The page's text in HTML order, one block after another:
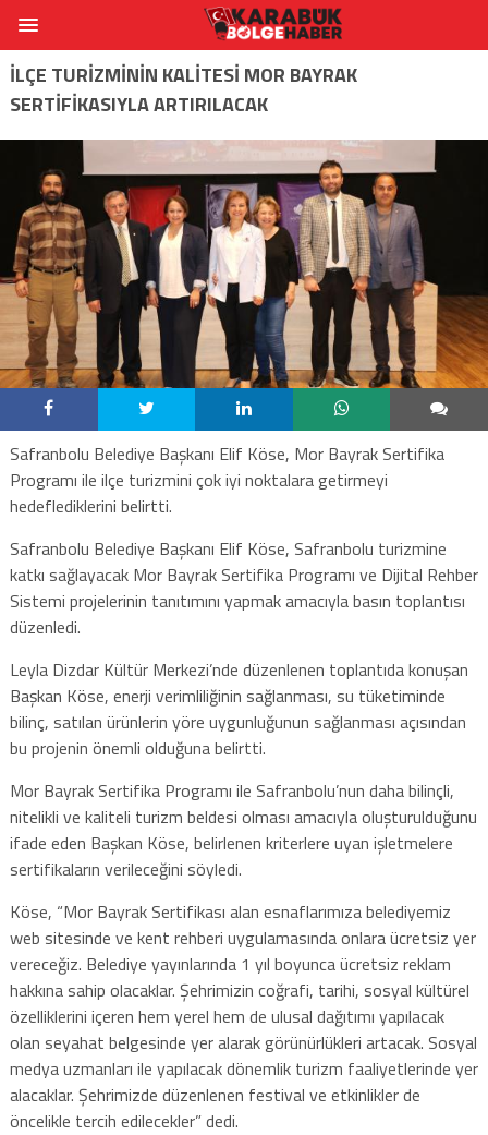
İLÇE TURİZMİNİN KALİTESİ MOR BAYRAK
SERTİFİKASIYLA ARTIRILACAK
Safranbolu Belediye Başkanı Elif Köse, Mor Bayrak Sertifika
Programı ile ilçe turizmini çok iyi noktalara getirmeyi
hedeflediklerini belirtti.
Safranbolu Belediye Başkanı Elif Köse, Safranbolu turizmine
katkı sağlayacak Mor Bayrak Sertifika Programı ve Dijital Rehber
Sistemi projelerinin tanıtımını yapmak amacıyla basın toplantısı
düzenledi.
Leyla Dizdar Kültür Merkezi’nde düzenlenen toplantıda konuşan
Başkan Köse, enerji verimliliğinin sağlanması, su tüketiminde
bilinç, satılan ürünlerin yöre uygunluğunun sağlanması açısından
bu projenin önemli olduğuna belirtti.
Mor Bayrak Sertifika Programı ile Safranbolu’nun daha bilinçli,
nitelikli ve kaliteli turizm beldesi olması amacıyla oluşturulduğunu
ifade eden Başkan Köse, belirlenen kriterlere uyan işletmelere
sertifikaların verileceğini söyledi.
Köse, “Mor Bayrak Sertifikası alan esnaflarımıza belediyemiz
web sitesinde ve kent rehberi uygulamasında onlara ücretsiz yer
vereceğiz. Belediye yayınlarında 1 yıl boyunca ücretsiz reklam
hakkına sahip olacaklar. Şehrimizin coğrafi, tarihi, sosyal kültürel
özelliklerini içeren hem yerel hem de ulusal dağıtımı yapılacak
olan seyahat belgesinde yer alarak görünürlükleri artacak. Sosyal
medya uzmanları ile yapılacak dönemlik turizm faaliyetlerinde yer
alacaklar. Şehrimizde düzenlenen festival ve etkinlikler de
öncelikle tercih edilecekler” dedi.